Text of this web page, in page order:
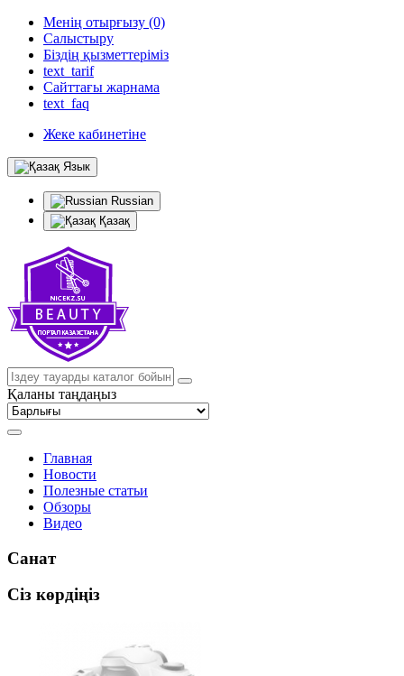
Менің отырғызу (0)
Салыстыру
Біздің қызметтеріміз
text_tarif
Сайттағы жарнама
text_faq
Жеке кабинетіне
Язык
Russian
Қазақ
Қаланы таңдаңыз
Главная
Новости
Полезные статьи
Обзоры
Видео
Санат
Сіз көрдіңіз